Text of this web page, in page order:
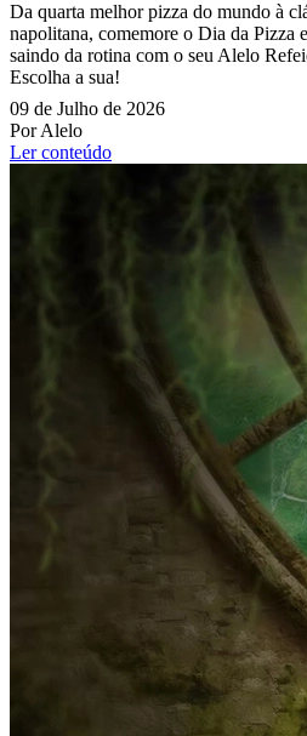
Da quarta melhor pizza do mundo à
napolitana, comemore o Dia da Pizza
saindo da rotina com o seu Alelo
Escolha a sua!
09 de Julho de 2026
Por Alelo
Ler conteúdo